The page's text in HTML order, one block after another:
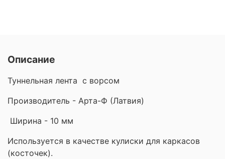
Описание
Туннельная лента с ворсом
Производитель - Арта-Ф (Латвия)
Ширина - 10 мм
Используется в качестве кулиски для каркасов
(косточек).